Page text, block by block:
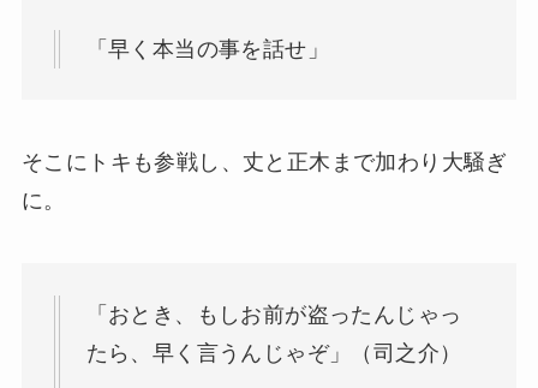
「早く本当の事を話せ」
そこにトキも参戦し、丈と正木まで加わり大騒ぎ
に。
「おとき、もしお前が盗ったんじゃっ
たら、早く言うんじゃぞ」（司之介）